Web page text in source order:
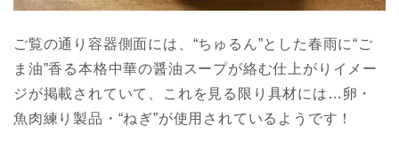
ご覧の通り容器側面には、“ちゅるん”とした春雨に“ご
ま油”香る本格中華の醤油スープが絡む仕上がりイメー
ジが掲載されていて、これを見る限り具材には…卵・
魚肉練り製品・“ねぎ”が使用されているようです！